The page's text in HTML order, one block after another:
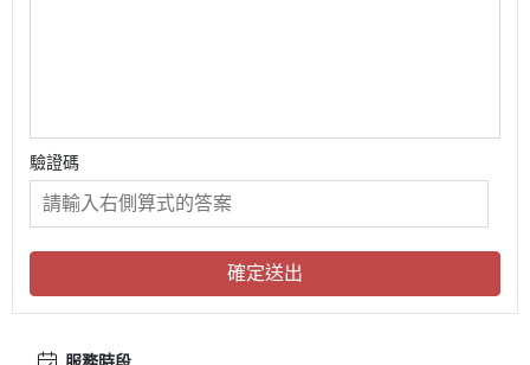
驗證碼
確定送出